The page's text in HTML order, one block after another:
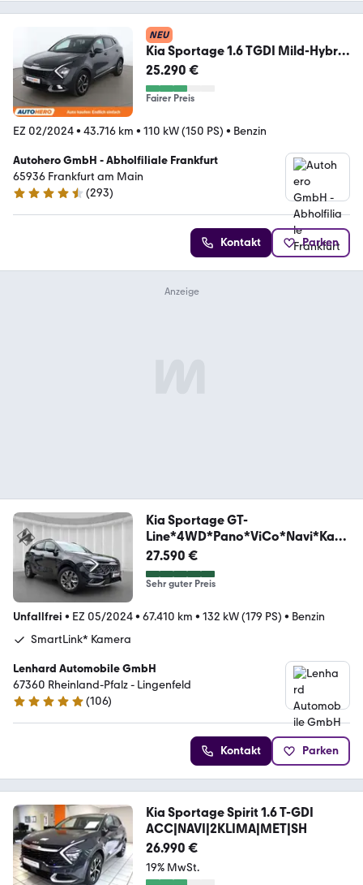
NEU
Kia Sportage 1.6 TGDI Mild-Hybrid
Vision Aut.*LED*
25.290 €
Fairer Preis
EZ 02/2024• 43.716 km • 110 kW (150 PS) • Benzin
Autohero GmbH - Abholfiliale Frankfurt
65936 Frankfurt am Main
4.6 Sterne
(293)
Kontakt Parken
Kia Sportage GT-
Line*4WD*Pano*ViCo*Navi*Kam
era*SHZ**
27.590 €
Sehr guter Preis
Unfallfrei • EZ 05/2024• 67.410 km • 132 kW (179 PS) • Benzin
SmartLink* Kamera
Lenhard Automobile GmbH
67360 Rheinland-Pfalz - Lingenfeld
4.9 Sterne
(106)
Kontakt Parken
Kia Sportage Spirit 1.6 T-GDI
ACC|NAVI|2KLIMA|MET|SH
26.990 €
19% MwSt.